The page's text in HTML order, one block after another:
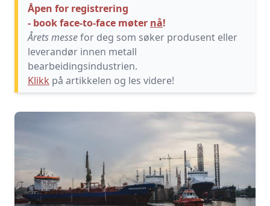
Åpen for registrering
- book face-to-face møter nå!
Årets messefor deg som søker produsent eller
leverandør innen metall
bearbeidingsindustrien.
Klikk på artikkelen og les videre!